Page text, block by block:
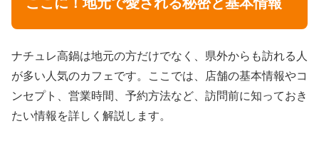
ナチュレ高鍋は地元の方だけでなく、県外からも訪れる人
が多い人気のカフェです。ここでは、店舗の基本情報やコ
ンセプト、営業時間、予約方法など、訪問前に知っておき
たい情報を詳しく解説します。